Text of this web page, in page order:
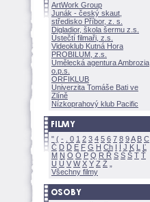
ArtWork Group
Junák - český skaut,
středisko Příbor, z. s.
Digladior, škola šermu z.s.
Ústečtí filmaři, z.s.
Videoklub Kutná Hora
PROBILUM, z.s.
Umělecká agentura Ambrozia
o.p.s.
ORFIKLUB
Univerzita Tomáše Bati ve
Zlíně
Nízkoprahový klub Pacific
" ( - 0 1 2 3 4 5 6 7 8 9A B C
Č D Ď E F G H Ch I Í J K L
Ľ
M N O Ó P Q R Ř S Ś T Ť
U Ú V W X Y Z
Všechny filmy